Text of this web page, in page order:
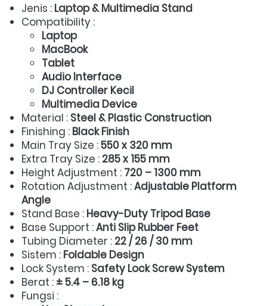
Jenis : Laptop & Multimedia Stand
Compatibility :
Laptop
MacBook
Tablet
Audio Interface
DJ Controller Kecil
Multimedia Device
Material : Steel & Plastic Construction
Finishing : Black Finish
Main Tray Size : 550 x 320 mm
Extra Tray Size : 285 x 155 mm
Height Adjustment : 720 – 1300 mm
Rotation Adjustment : Adjustable Platform
Angle
Stand Base : Heavy-Duty Tripod Base
Base Support : Anti Slip Rubber Feet
Tubing Diameter : 22 / 26 / 30 mm
Sistem : Foldable Design
Lock System : Safety Lock Screw System
Berat : ± 5.4 – 6.18 kg
Fungsi :